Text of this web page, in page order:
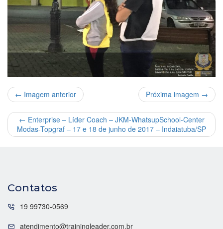
← Imagem anterior Próxima imagem →
← Enterprise – Líder Coach – JKM-WhatsupSchool-Center
Modas-Topgraf – 17 e 18 de junho de 2017 – Indaiatuba/SP
Contatos
19 99730-0569
atendimento@trainingleader.com.br